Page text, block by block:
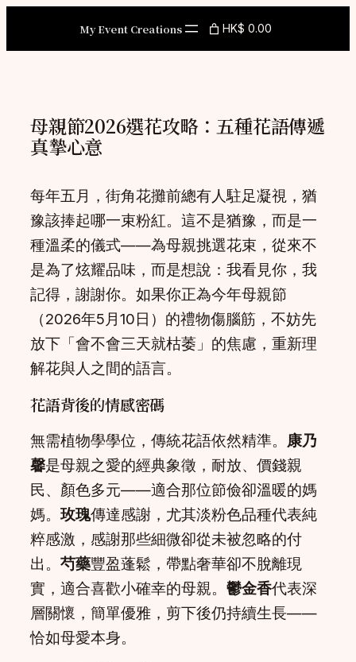
content
My Event Creations HK$ 0.00
母親節2026選花攻略：五種花語傳遞
真摯心意
每年五月，街角花攤前總有人駐足凝視，猶
豫該捧起哪一束粉紅。這不是猶豫，而是一
種溫柔的儀式——為母親挑選花束，從來不
是為了炫耀品味，而是想說：我看見你，我
記得，謝謝你。如果你正為今年母親節
（2026年5月10日）的禮物傷腦筋，不妨先
放下「會不會三天就枯萎」的焦慮，重新理
解花與人之間的語言。
花語背後的情感密碼
無需植物學學位，傳統花語依然精準。 康乃
馨是母親之愛的經典象徵，耐放、價錢親
民、顏色多元——適合那位節儉卻溫暖的媽
媽。 玫瑰傳達感謝，尤其淡粉色品種代表純
粹感激，感謝那些細微卻從未被忽略的付
出。 芍藥豐盈蓬鬆，帶點奢華卻不脫離現
實，適合喜歡小確幸的母親。 鬱金香代表深
層關懷，簡單優雅，剪下後仍持續生長——
恰如母愛本身。